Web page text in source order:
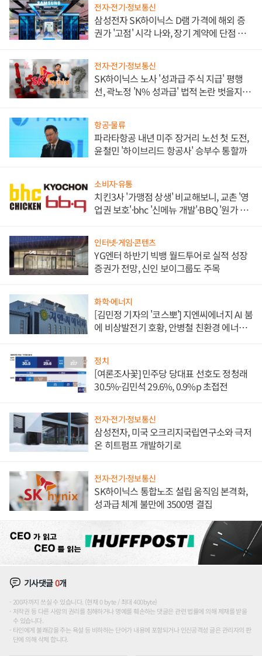
전자·전기·정보통신
삼성전자 SK하이닉스 D램 가격에 해외 증
권가 '고점' 시각 나와, 장기 계약에 단점 부
전자·전기·정보통신
SK하이닉스 노사 '성과급 주식 지급' 평행
선, 곽노정 'N% 성과급' 법적 논란 벗을지 주
항공·물류
파라타항공 내년 미주 장거리 노선 첫 도전,
윤철민 '하이브리드 항공사' 승부수 통할까
소비자·유통
치킨3사 '가맹점 상생' 비교해보니, 교촌 '영
업권 보호'·bhc '신메뉴 개발'·BBQ '원가 부
인터넷·게임·콘텐츠
YG엔터 하반기 빅뱅 월드투어로 실적 성장
증권가 전망, 신인 보이그룹도 주목
화학·에너지
[김민정 기자의 '코스뽀'] 지엔씨에너지 AI 붐
에 비상발전기 호황, 안병철 친환경 에너지
정치
[여론조사꽃] 민주당 당대표 선호도 정청래
30.5%·김민석 29.6%, 0.9%p 초접전
전자·전기·정보통신
삼성전자, 미국 오크리지국립연구소와 극저
온 히트펌프 개발하기로
전자·전기·정보통신
SK하이닉스 통합노조 설립 움직임 본격화,
성과급 체계 불만에 3500명 결집
기사댓글0개
200자까지 쓰실 수 있습니다. (현재 0 byte / 최대 400byte)
저작권 등 다른 사람의 권리를 침해하거나 명예를 훼손하는 댓글은 관련 법률에 의해 제재를 받을
수 있습니다.
타인에게 불쾌감을 주는 욕설 등 비하하는 단어가 내용에 포함되거나 인신공격성 글은 관리자의 판
단에 의해 삭제 합니다.